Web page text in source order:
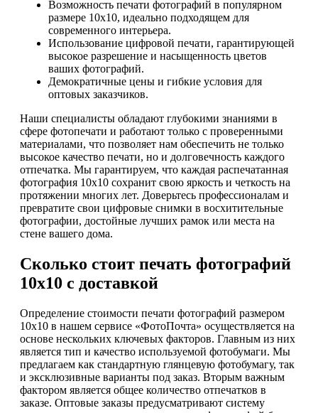
Возможность печати фотографий в популярном
размере 10х10, идеально подходящем для
современного интерьера.
Использование цифровой печати, гарантирующей
высокое разрешение и насыщенность цветов
ваших фотографий.
Демократичные цены и гибкие условия для
оптовых заказчиков.
Наши специалисты обладают глубокими знаниями в
сфере фотопечати и работают только с проверенными
материалами, что позволяет нам обеспечить не только
высокое качество печати, но и долговечность каждого
отпечатка. Мы гарантируем, что каждая распечатанная
фотография 10х10 сохранит свою яркость и четкость на
протяжении многих лет. Доверьтесь профессионалам и
превратите свои цифровые снимки в восхитительные
фотографии, достойные лучших рамок или места на
стене вашего дома.
Сколько стоит печать фотографий
10х10 с доставкой
Определение стоимости печати фотографий размером
10х10 в нашем сервисе «ФотоПочта» осуществляется на
основе нескольких ключевых факторов. Главным из них
является тип и качество используемой фотобумаги. Мы
предлагаем как стандартную глянцевую фотобумагу, так
и эксклюзивные варианты под заказ. Вторым важным
фактором является общее количество отпечатков в
заказе. Оптовые заказы предусматривают систему